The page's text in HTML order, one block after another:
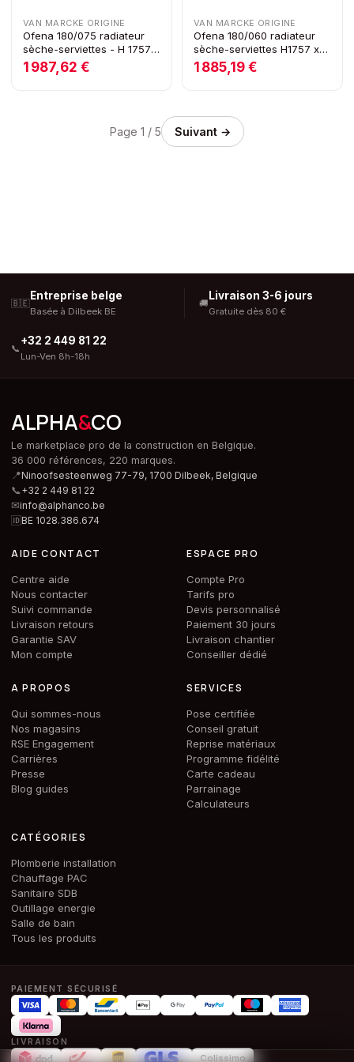
VAN MARCKE ORIGINE
Ofena 180/075 radiateur
sèche-serviettes - H 1757 x
Lo 750 - 1271W
1 987,62 €
VAN MARCKE ORIGINE
Ofena 180/060 radiateur
sèche-serviettes H1757 x
L600 1049W blanc (RAL
9016)
1 885,19 €
Page 1 / 5 Suivant →
🇧🇪
Entreprise belge
Basée à Dilbeek BE
🚚
Livraison 3-6 jours
Gratuite dès 80 €
📞
+32 2 449 81 22
Lun-Ven 8h-18h
ALPHA&CO
Le marketplace pro de la construction en Belgique.
36 000 références, 220 marques.
📍Ninoofsesteenweg 77-79, 1700 Dilbeek, Belgique
📞+32 2 449 81 22
✉info@alphanco.be
🆔BE 1028.386.674
AIDE CONTACT
Centre aide
Nous contacter
Suivi commande
Livraison retours
Garantie SAV
Mon compte
ESPACE PRO
Compte Pro
Tarifs pro
Devis personnalisé
Paiement 30 jours
Livraison chantier
Conseiller dédié
A PROPOS
Qui sommes-nous
Nos magasins
RSE Engagement
Carrières
Presse
Blog guides
SERVICES
Pose certifiée
Conseil gratuit
Reprise matériaux
Programme fidélité
Carte cadeau
Parrainage
Calculateurs
CATÉGORIES
Plomberie installation
Chauffage PAC
Sanitaire SDB
Outillage energie
Salle de bain
Tous les produits
PAIEMENT SÉCURISÉ
LIVRAISON
Colissimo